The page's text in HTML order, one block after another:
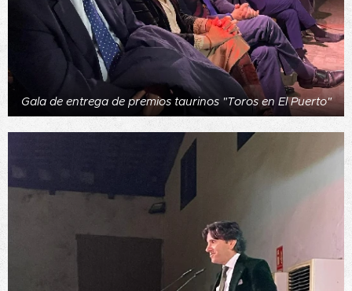
Gala de entrega de premios taurinos "Toros en El Puerto"